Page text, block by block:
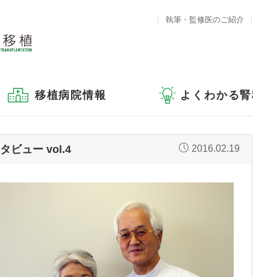
移植病院情報 よくわかる
執筆・監修医のご紹介
ビュー vol.4 2016.02.19